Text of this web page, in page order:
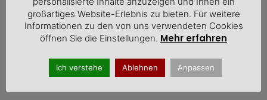
großartiges Website-Erlebnis zu bieten. Für weitere
Informationen zu den von uns verwendeten Cookies
öffnen Sie die Einstellungen. Mehr erfahren
Ich verstehe Ablehnen Anpassen